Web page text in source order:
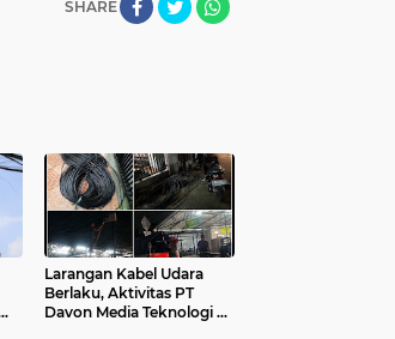
SHARE
Larangan Kabel Udara
Berlaku, Aktivitas PT
Davon Media Teknologi di